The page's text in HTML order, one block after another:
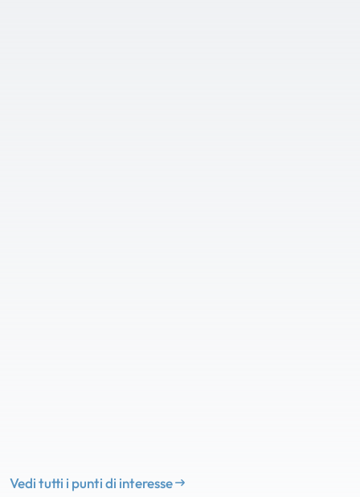
Vedi tutti i punti di interesse